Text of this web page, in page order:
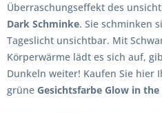
Überraschungseffekt des
Dark Schminke. Sie schminken
Tageslicht unsichtbar. Mit
Körperwärme lädt es sich auf,
Dunkeln weiter! Kaufen Sie hier
grüne Gesichtsfarbe Glow in